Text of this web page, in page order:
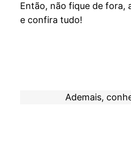
Então, não fique de fora,
e confira tudo!
Ademais,